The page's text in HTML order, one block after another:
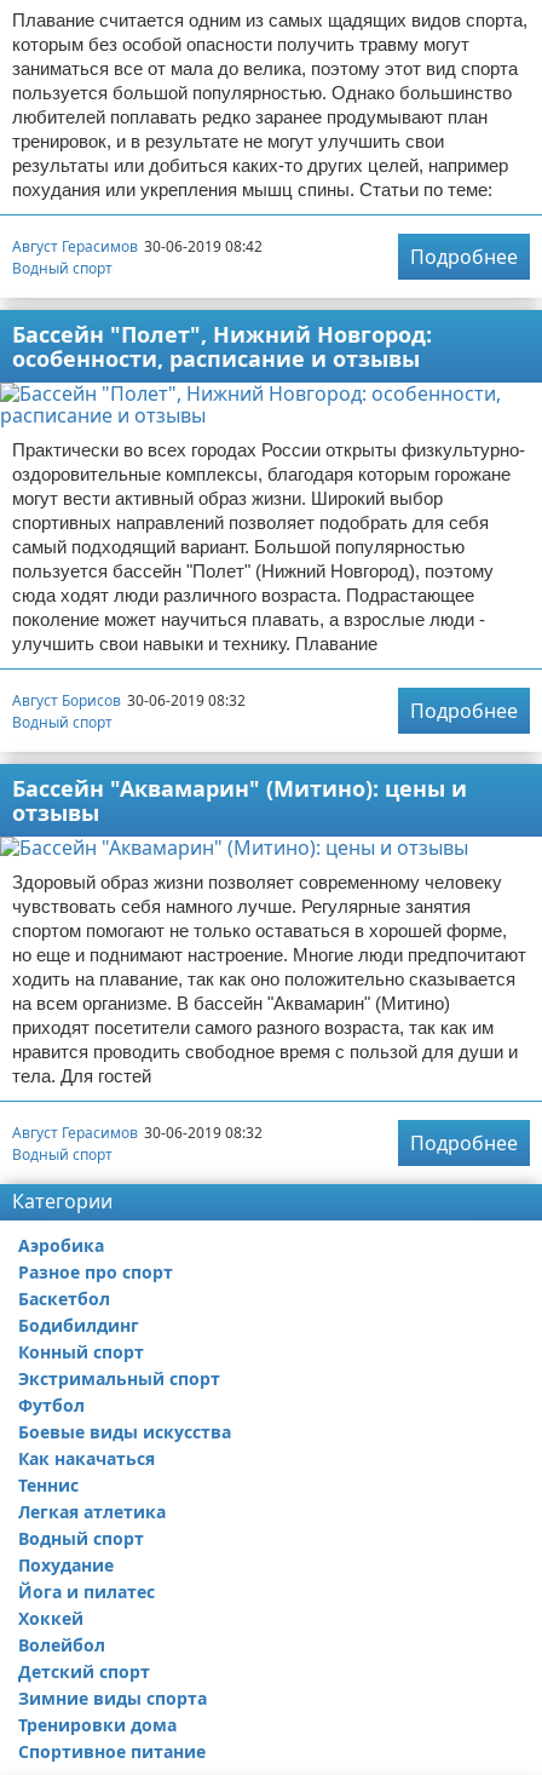
Плавание считается одним из самых щадящих видов спорта,
которым без особой опасности получить травму могут
заниматься все от мала до велика, поэтому этот вид спорта
пользуется большой популярностью. Однако большинство
любителей поплавать редко заранее продумывают план
тренировок, и в результате не могут улучшить свои
результаты или добиться каких-то других целей, например
похудания или укрепления мышц спины. Статьи по теме:
Август Герасимов 30-06-2019 08:42
Водный спорт
Подробнее
Бассейн "Полет", Нижний Новгород:
особенности, расписание и отзывы
Практически во всех городах России открыты физкультурно-
оздоровительные комплексы, благодаря которым горожане
могут вести активный образ жизни. Широкий выбор
спортивных направлений позволяет подобрать для себя
самый подходящий вариант. Большой популярностью
пользуется бассейн "Полет" (Нижний Новгород), поэтому
сюда ходят люди различного возраста. Подрастающее
поколение может научиться плавать, а взрослые люди -
улучшить свои навыки и технику. Плавание
Август Борисов 30-06-2019 08:32
Водный спорт
Подробнее
Бассейн "Аквамарин" (Митино): цены и
отзывы
Здоровый образ жизни позволяет современному человеку
чувствовать себя намного лучше. Регулярные занятия
спортом помогают не только оставаться в хорошей форме,
но еще и поднимают настроение. Многие люди предпочитают
ходить на плавание, так как оно положительно сказывается
на всем организме. В бассейн "Аквамарин" (Митино)
приходят посетители самого разного возраста, так как им
нравится проводить свободное время с пользой для души и
тела. Для гостей
Август Герасимов 30-06-2019 08:32
Водный спорт
Подробнее
Категории
Аэробика
Разное про спорт
Баскетбол
Бодибилдинг
Конный спорт
Экстримальный спорт
Футбол
Боевые виды искусства
Как накачаться
Теннис
Легкая атлетика
Водный спорт
Похудание
Йога и пилатес
Хоккей
Волейбол
Детский спорт
Зимние виды спорта
Тренировки дома
Спортивное питание